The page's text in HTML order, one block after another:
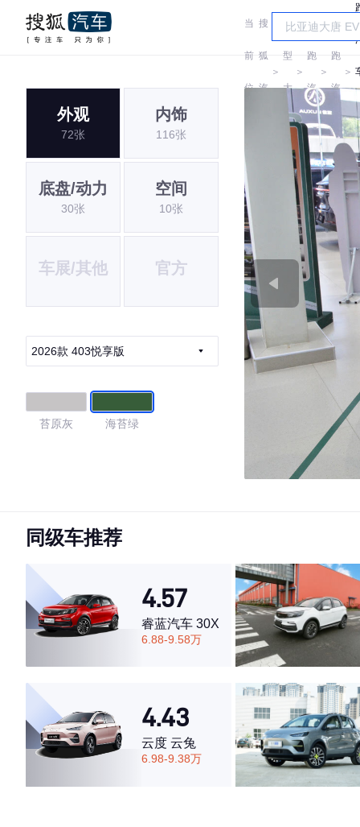
当
前
位
搜
狐
汽
＞
车
型
大
全
＞
零
跑
汽
车
＞
零
跑
汽
＞
外观
72张
内饰
116张
底盘/动力
30张
空间
10张
车展/其他 官方
2026款 403悦享版
苔原灰 海苔绿
同级车推荐
4.57
睿蓝汽车 30X
6.88-9.58万
4.43
云度 云兔
6.98-9.38万